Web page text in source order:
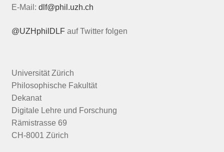
E-Mail: dlf@phil.uzh.ch
@UZHphilDLFauf Twitter folgen
Universität Zürich
Philosophische Fakultät
Dekanat
Digitale Lehre und Forschung
Rämistrasse 69
CH-8001 Zürich